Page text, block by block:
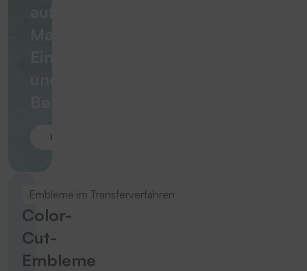
Hier klicken!
Embleme im Transferverfahren
Color-
Cut-
Embleme